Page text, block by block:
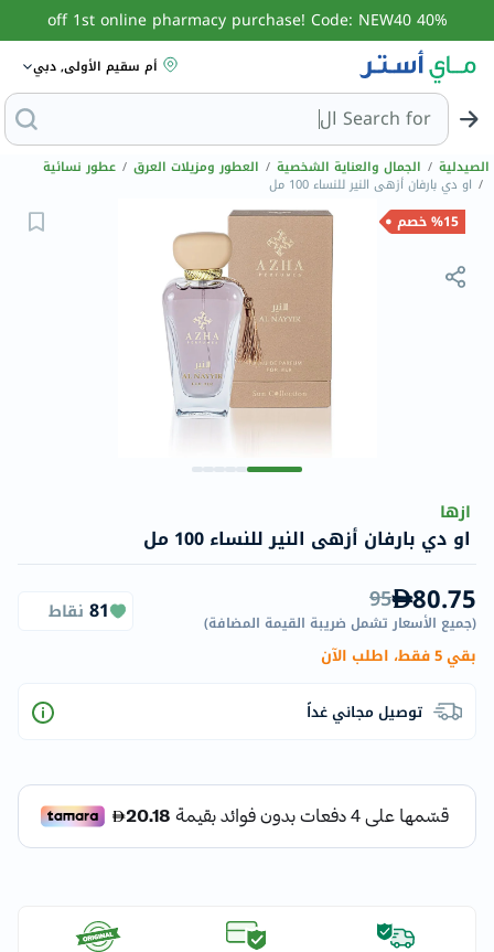
40% off 1st online pharmacy purchase! Code: NEW40
أم سقيم الأولى, دبي
Search for البحث عن مزيل عرق
الصيدلية / الجمال والعناية الشخصية / العطور ومزيلات العرق / عطور نسائية
/ او دي بارفان أزهى النير للنساء 100 مل
%15 خصم
ازها
او دي بارفان أزهى النير للنساء 100 مل
80.75
95
(جميع الأسعار تشمل ضريبة القيمة المضافة)
81 نقاط
بقي 5 فقط، اطلب الآن
توصيل مجاني غداً